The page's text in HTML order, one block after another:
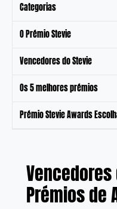
Categorias
O Prémio Stevie
Vencedores do Stevie
Os 5 melhores prémios
Prémio Stevie Awards
Prémios de